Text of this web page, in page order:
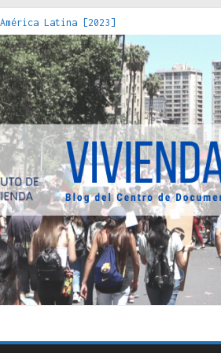
Latina [2023]
de los Estados : políticas,
con el acero : hacia una teoría
vivienda adecuada [2019]
Caja del Seguro Obrero en Santiago :